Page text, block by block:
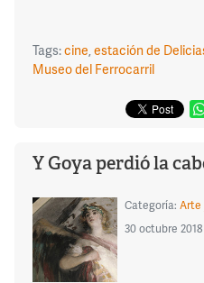
Tags:cine,estación de
Museo del Ferrocarril
Y Goya perdió la
Categoría: Arte
30 octubre 2018